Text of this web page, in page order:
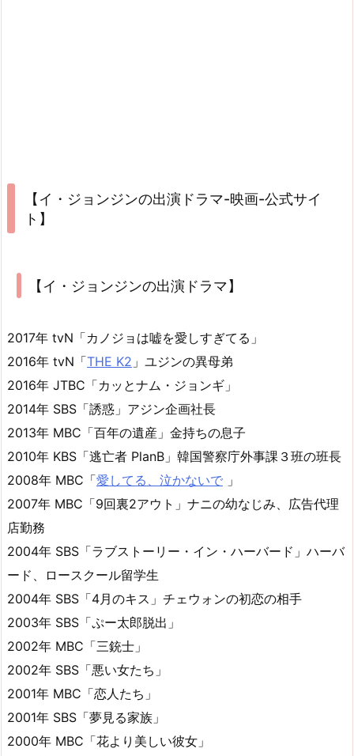
【イ・ジョンジンの出演ドラマ-映画-公式サイ
ト】
【イ・ジョンジンの出演ドラマ】
2017年 tvN「カノジョは嘘を愛しすぎてる」
2016年 tvN「THE K2 」ユジンの異母弟
2016年 JTBC「カッとナム・ジョンギ」
2014年 SBS「誘惑」アジン企画社長
2013年 MBC「百年の遺産」金持ちの息子
2010年 KBS「逃亡者 PlanB」韓国警察庁外事課３班の班長
2008年 MBC「愛してる、泣かないで 」
2007年 MBC「9回裏2アウト」ナニの幼なじみ、広告代理
店勤務
2004年 SBS「ラブストーリー・イン・ハーバード」ハーバ
ード、ロースクール留学生
2004年 SBS「4月のキス」チェウォンの初恋の相手
2003年 SBS「ぷー太郎脱出」
2002年 MBC「三銃士」
2002年 SBS「悪い女たち」
2001年 MBC「恋人たち」
2001年 SBS「夢見る家族」
2000年 MBC「花より美しい彼女」